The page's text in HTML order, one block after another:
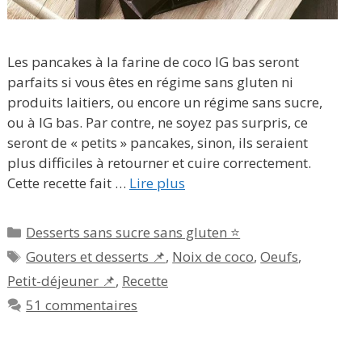
Les pancakes à la farine de coco IG bas seront
parfaits si vous êtes en régime sans gluten ni
produits laitiers, ou encore un régime sans sucre,
ou à IG bas. Par contre, ne soyez pas surpris, ce
seront de « petits » pancakes, sinon, ils seraient
plus difficiles à retourner et cuire correctement.
Cette recette fait … Lire plus
Catégories
Desserts sans sucre sans gluten ⭐
Étiquettes
Gouters et desserts 📌, Noix de coco,Oeufs,
Petit-déjeuner 📌, Recette
51 commentaires